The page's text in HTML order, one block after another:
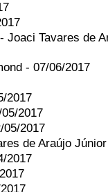
- Joaci Tavares de
- 07/06/2017
2017
2017
2017
de Araújo
2017